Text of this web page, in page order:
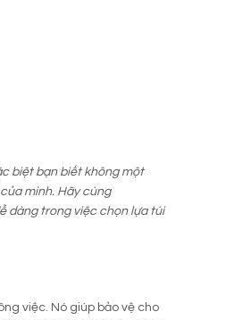
biệt bạn biết không một
mình. Hãy cùng
dàng trong việc chọn lựa túi
việc. Nó giúp bảo vệ cho